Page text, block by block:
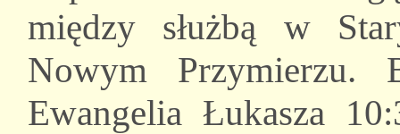
między służbą w
Nowym Przymierzu.
Ewangelia Łukasza